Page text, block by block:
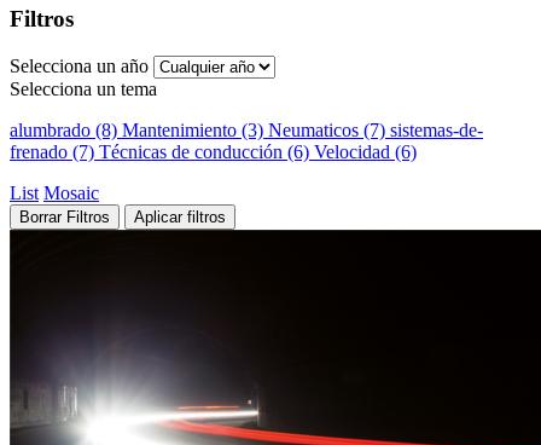
Filtros
Selecciona un año
Selecciona un tema
alumbrado (8) Mantenimiento (3) Neumaticos (7) sistemas-de-
frenado (7) Técnicas de conducción (6) Velocidad (6)
List Mosaic
Borrar Filtros Aplicar filtros